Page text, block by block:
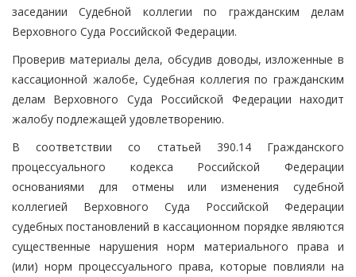
заседании Судебной коллегии по гражданским делам
Верховного Суда Российской Федерации.
Проверив материалы дела, обсудив доводы, изложенные в
кассационной жалобе, Судебная коллегия по гражданским
делам Верховного Суда Российской Федерации находит
жалобу подлежащей удовлетворению.
В соответствии со статьей 390.14 Гражданского
процессуального кодекса Российской Федерации
основаниями для отмены или изменения судебной
коллегией Верховного Суда Российской Федерации
судебных постановлений в кассационном порядке являются
существенные нарушения норм материального права и
(или) норм процессуального права, которые повлияли на